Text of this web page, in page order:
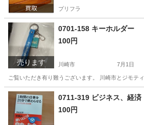
プリフラ
売ります
0701-158 キーホルダー
100円
川崎市 7月1日
ご覧いただき有り難うございます。 川崎市とジモ
神奈川 川崎市 インテリア雑貨/小物 リ
0711-319 ビジネス、経済
100円